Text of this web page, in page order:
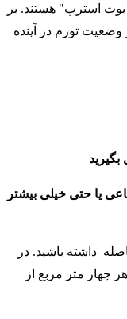
استرپ" هستند. بر
وضعیت تورم در آینده
یا حتی خیلی بیشتر
افراد فاصله داشته باشید. در
چهار متر مربع از